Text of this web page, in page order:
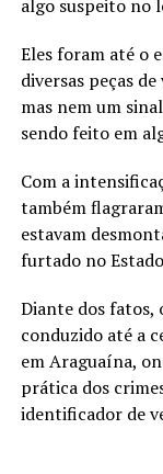
algo suspeito no
Eles foram até o
diversas peças
mas nem um
sendo feito em
Com a
também
estavam
furtado no
Diante dos
conduzido até a
em Araguaína,
prática dos
identificador de